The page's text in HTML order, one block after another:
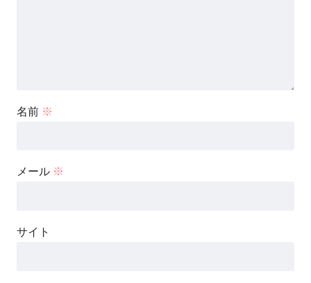
名前 ※
メール ※
サイト